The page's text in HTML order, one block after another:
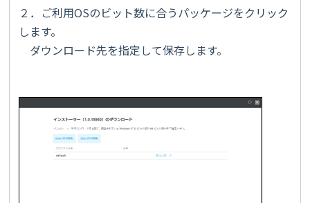
２．ご利用OSのビット数に合うパッケージをクリック
します。
ダウンロード先を指定して保存します。